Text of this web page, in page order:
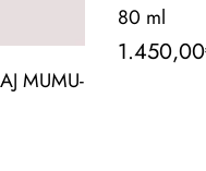
MUMU-
80 ml
1.450,00